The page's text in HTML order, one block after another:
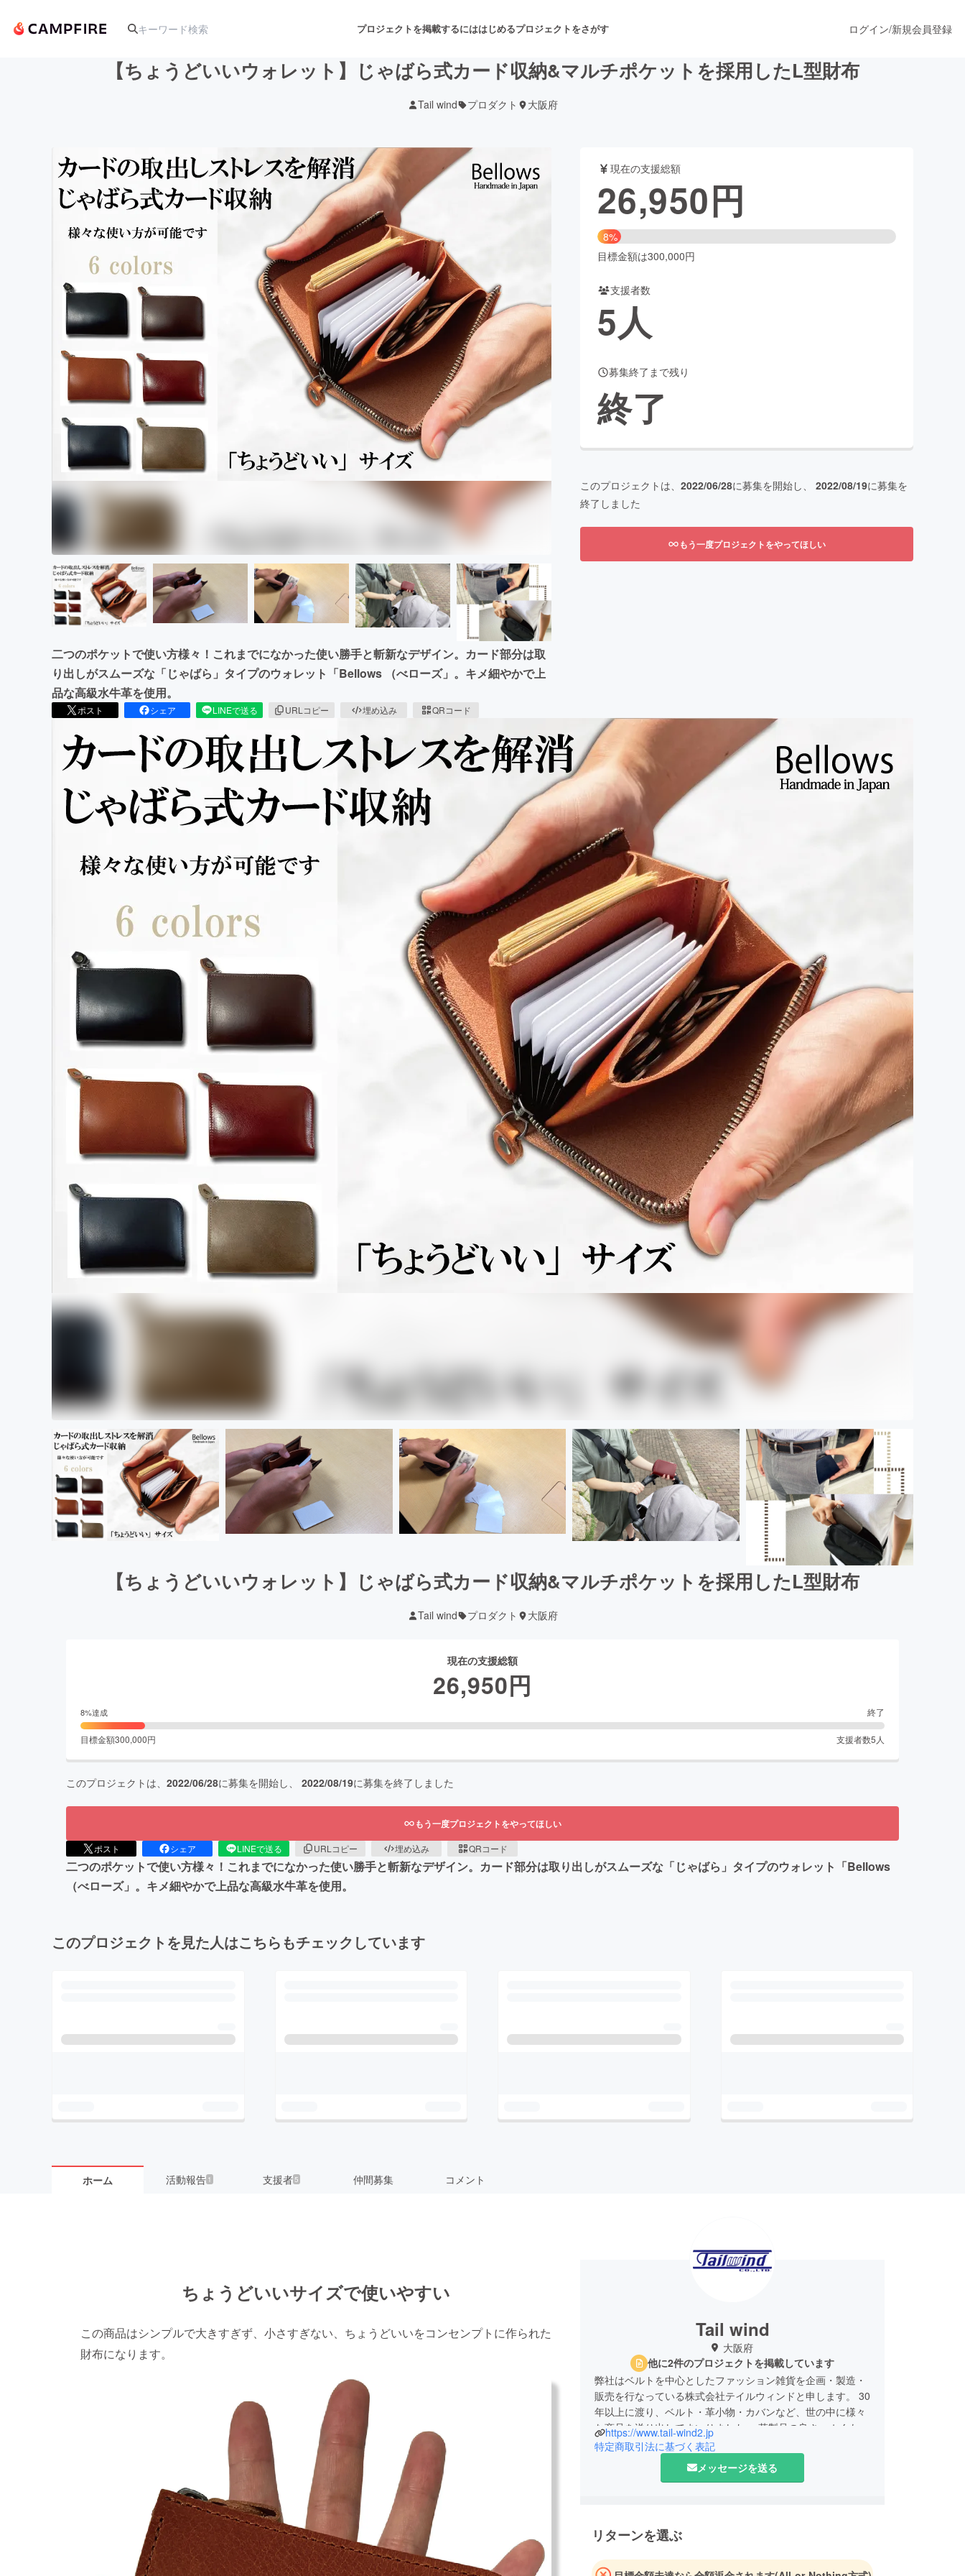
プロジェクトを掲載するにははじめるプロジェクトをさがす
アート・写真 音楽 舞台・パフォーマンス
ゲーム・サービス開発 フード・飲食店 ファッション
書籍・雑誌出版
ビジネス・起業 チャレンジ ビューティー・ヘルスケア
まちづくり・地域活性化
CAMPFIRE for Social GoodCAMPFIRE Creation
CAMPFIREふるさと納税 machi-ya
ログイン/新規会員登録
【ちょうどいいウォレット】じゃばら式カード収納&マルチポケットを採用したL型財布
Tail wind プロダクト 大阪府
二つのポケットで使い方様々！これまでになかった使い勝手と斬新なデザイン。カード部分は取
り出しがスムーズな「じゃばら」タイプのウォレット「Bellows （べローズ」。キメ細やかで上
品な高級水牛革を使用。
ポスト シェア LINEで送る URLコピー 埋め込み QRコード
現在の支援総額
26,950円
8%
目標金額は300,000円
支援者数
5人
募集終了まで残り
終了
このプロジェクトは、 2022/06/28に募集を開始し、 2022/08/19に募集を
終了しました
もう一度プロジェクトをやってほしい
【ちょうどいいウォレット】じゃばら式カード収納&マルチポケットを採用したL型財布
Tail wind プロダクト 大阪府
現在の支援総額
26,950円
8%達成 終了
目標金額300,000円 支援者数5 人
このプロジェクトは、 2022/06/28に募集を開始し、 2022/08/19に募集を終了しました
もう一度プロジェクトをやってほしい
ポスト シェア LINEで送る URLコピー 埋め込み QRコード
二つのポケットで使い方様々！これまでになかった使い勝手と斬新なデザイン。カード部分は取り出しがスムーズな「じゃばら」タイプのウォレット「Bellows
（べローズ」。キメ細やかで上品な高級水牛革を使用。
このプロジェクトを見た人はこちらもチェックしています
ホーム 活動報告 1 支援者5 仲間募集 コメント
ちょうどいいサイズで使いやすい
この商品はシンプルで大きすぎず、小さすぎない、ちょうどいいをコンセンプトに作られた
財布になります。
Tail wind
大阪府
他に2件のプロジェクトを掲載しています
弊社はベルトを中心としたファッション雑貨を企画・製造・
販売を行なっている株式会社テイルウィンドと申します。 30
年以上に渡り、ベルト・革小物・カバンなど、世の中に様々
な商品を送り出してまいりました。 革製品の良さ、ぬくもり
の宿るものづくりを感じていただき、皆さまの生活のお役立
て出来れば幸いです。 どうぞ宜しくお願い致します。
https://www.tail-wind2.jp
特定商取引法に基づく表記
メッセージを送る
リターンを選ぶ